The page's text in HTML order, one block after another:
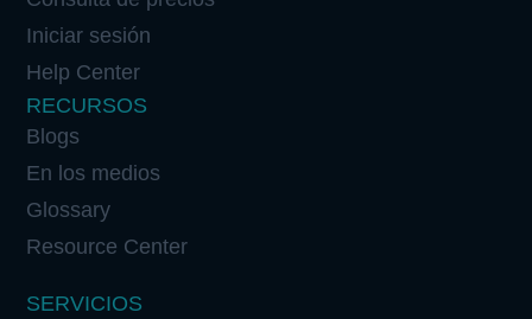
Iniciar sesión
Help Center
RECURSOS
Blogs
En los medios
Glossary
Resource Center
SERVICIOS